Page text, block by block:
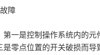
障
一是控制操作系统内的
零点位置的开关破损而